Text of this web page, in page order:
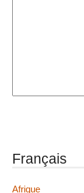
Français
Afrique